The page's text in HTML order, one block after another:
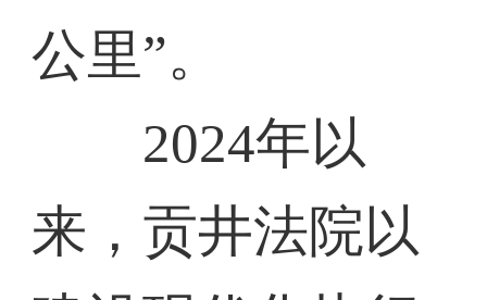
公里”。
2024年以
来，贡井法院以